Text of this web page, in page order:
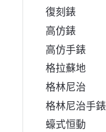
復刻錶
高仿錶
高仿手錶
格拉蘇地
格林尼治
格林尼治手錶
蠔式恒動